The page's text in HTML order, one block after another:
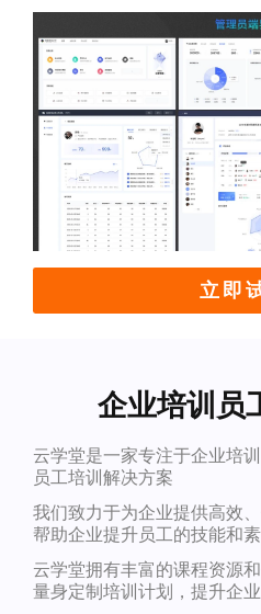
立即
企业培训员
云学堂是一家专注于企业培
员工培训解决方案
我们致力于为企业提供高效
帮助企业提升员工的技能和
云学堂拥有丰富的课程资源
量身定制培训计划，提升企